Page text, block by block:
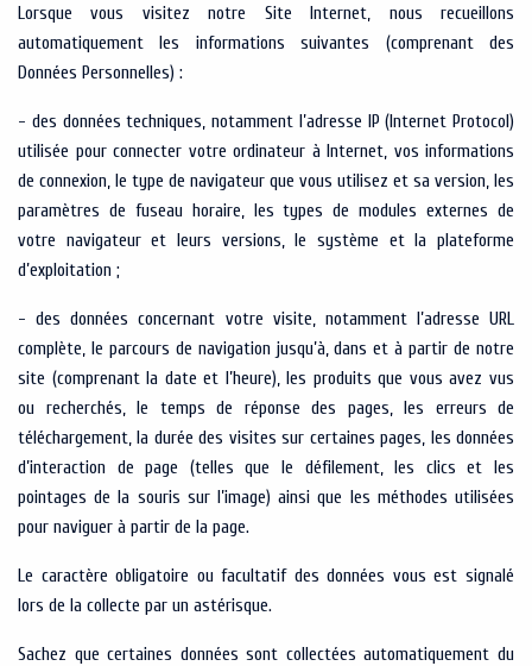
Lorsque vous visitez notre Site Internet, nous recueillons
automatiquement les informations suivantes (comprenant des
Données Personnelles) :
- des données techniques, notamment l’adresse IP (Internet Protocol)
utilisée pour connecter votre ordinateur à Internet, vos informations
de connexion, le type de navigateur que vous utilisez et sa version, les
paramètres de fuseau horaire, les types de modules externes de
votre navigateur et leurs versions, le système et la plateforme
d’exploitation ;
- des données concernant votre visite, notamment l’adresse URL
complète, le parcours de navigation jusqu’à, dans et à partir de notre
site (comprenant la date et l’heure), les produits que vous avez vus
ou recherchés, le temps de réponse des pages, les erreurs de
téléchargement, la durée des visites sur certaines pages, les données
d’interaction de page (telles que le défilement, les clics et les
pointages de la souris sur l’image) ainsi que les méthodes utilisées
pour naviguer à partir de la page.
Le caractère obligatoire ou facultatif des données vous est signalé
lors de la collecte par un astérisque.
Sachez que certaines données sont collectées automatiquement du